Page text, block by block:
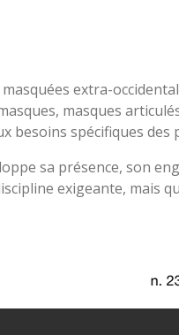
extra-
masques
besoins spécifiques des
sa présence, son
exigeante, mais